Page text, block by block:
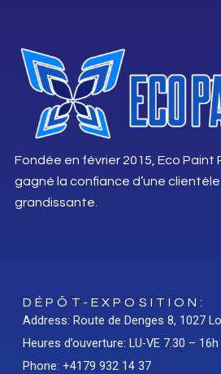
Fondée en février 2015, Eco Paint
gagné la confiance d’une
grandissante.
DÉPÔT-EXPOSITION:
Address: Route de Denges 8, 1027
Heures d’ouverture: LU-VE 7.30 – 16h
Phone: +4179 932 14 37